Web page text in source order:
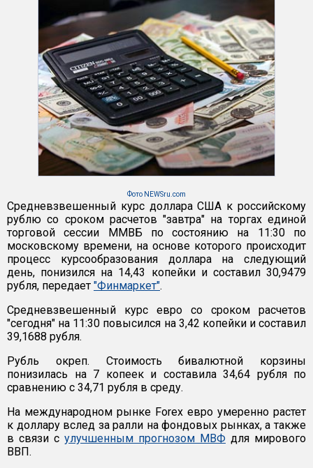
Фото NEWSru.com
Средневзвешенный курс доллара США к российскому
рублю со сроком расчетов "завтра" на торгах единой
торговой сессии ММВБ по состоянию на 11:30 по
московскому времени, на основе которого происходит
процесс курсообразования доллара на следующий
день, понизился на 14,43 копейки и составил 30,9479
рубля, передает "Финмаркет".
Средневзвешенный курс евро со сроком расчетов
"сегодня" на 11:30 повысился на 3,42 копейки и составил
39,1688 рубля.
Рубль окреп. Стоимость бивалютной корзины
понизилась на 7 копеек и составила 34,64 рубля по
сравнению с 34,71 рубля в среду.
На международном рынке Forex евро умеренно растет
к доллару вслед за ралли на фондовых рынках, а также
в связи с улучшенным прогнозом МВФ для мирового
ВВП.